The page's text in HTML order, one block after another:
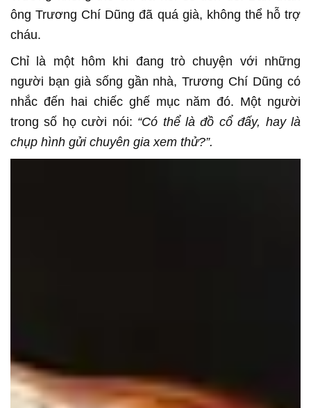
ông Trương Chí Dũng đã quá già, không thể hỗ trợ
cháu.
Chỉ là một hôm khi đang trò chuyện với những
người bạn già sống gần nhà, Trương Chí Dũng có
nhắc đến hai chiếc ghế mục năm đó. Một người
trong số họ cười nói: “Có thể là đồ cổ đấy, hay là
chụp hình gửi chuyên gia xem thử?”.